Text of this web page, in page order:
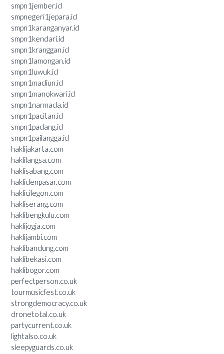
smpn1jember.id
smpnegeri1jepara.id
smpn1karanganyar.id
smpn1kendari.id
smpn1kranggan.id
smpn1lamongan.id
smpn1luwuk.id
smpn1madiun.id
smpn1manokwari.id
smpn1narmada.id
smpn1pacitan.id
smpn1padang.id
smpn1pailangga.id
haklijakarta.com
haklilangsa.com
haklisabang.com
haklidenpasar.com
haklicilegon.com
hakliserang.com
haklibengkulu.com
haklijogja.com
haklijambi.com
haklibandung.com
haklibekasi.com
haklibogor.com
perfectperson.co.uk
tourmusicfest.co.uk
strongdemocracy.co.uk
dronetotal.co.uk
partycurrent.co.uk
lightalso.co.uk
sleepyguards.co.uk